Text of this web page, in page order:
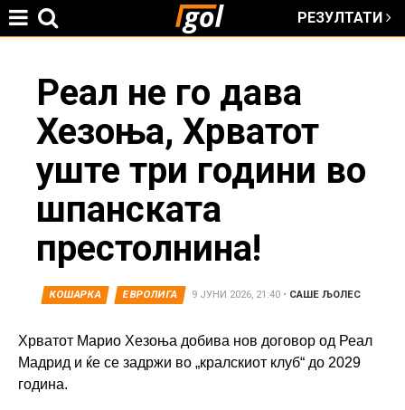
РЕЗУЛТАТИ
here
Реал не го дава
Хезоња, Хрватот
уште три години во
шпанската
престолнина!
КОШАРКА ЕВРОЛИГА 9 ЈУНИ 2026, 21:40 • САШЕ ЉОЛЕС
Хрватот Марио Хезоња добива нов договор од Реал
Мадрид и ќе се задржи во „кралскиот клуб“ до 2029
година.